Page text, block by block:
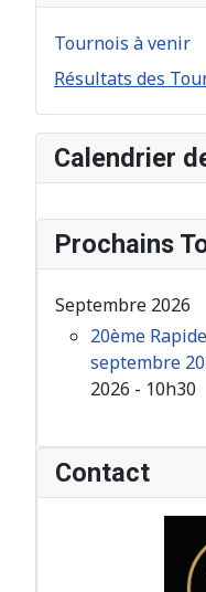
Tournois à venir
Résultats des
Calendrier
Prochains
Septembre 2026
20ème
septembre
2026 - 10h30
Contact